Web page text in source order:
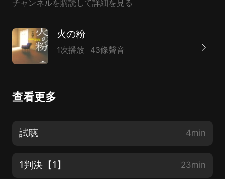
チャンネルを購読して詳細を見る
火の粉
1次播放 43條聲音
查看更多
試聴 4min
1判決【1】 23min